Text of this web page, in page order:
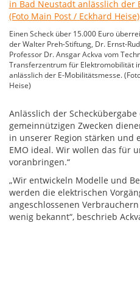
Einen Scheck über 15.000 Euro
der Walter Preh-Stiftung, Dr. Ernst-
Professor Dr. Ansgar Ackva vom
Transferzentrum für Elektromobilität
anlässlich der E-Mobilitätsmesse.
Heise)
Anlässlich der
gemeinnützigen Zwecken
in unserer Region stärken und
EMO ideal. Wir wollen das für
voranbringen.“
„Wir entwickeln Modelle und
werden die elektrischen
angeschlossenen
wenig bekannt“, beschrieb